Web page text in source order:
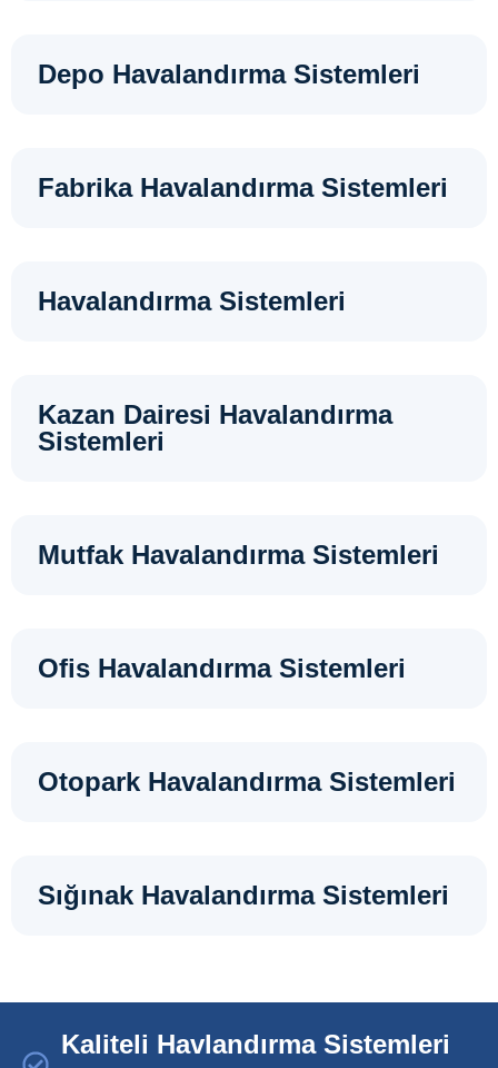
Depo Havalandırma Sistemleri
Fabrika Havalandırma Sistemleri
Havalandırma Sistemleri
Kazan Dairesi Havalandırma
Sistemleri
Mutfak Havalandırma Sistemleri
Ofis Havalandırma Sistemleri
Otopark Havalandırma Sistemleri
Sığınak Havalandırma Sistemleri
Kaliteli Havlandırma Sistemleri